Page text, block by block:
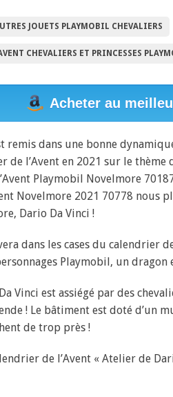
JOUETS PLAYMOBIL CHEVALIERS
CHEVALIERS ET PRINCESSES
Acheter au
remis dans une bonne
de l’Avent en 2021 sur le
Playmobil Novelmore
Novelmore 2021 70778 nous
Dario Da Vinci !
dans les cases du calendrier
Playmobil, un dragon
Vinci est assiégé par des
! Le bâtiment est doté d’un
de trop près !
de l’Avent « Atelier de